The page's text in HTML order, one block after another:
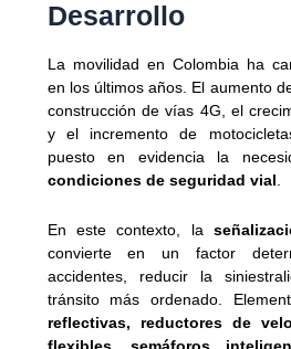
Desarrollo
La movilidad en Colombia ha
en los últimos años. El aumento
construcción de vías 4G, el
y el incremento de
puesto en evidencia la
condiciones de seguridad vial
En este contexto, la
convierte en un factor
accidentes, reducir la
tránsito más ordenado.
reflectivas, reductores de